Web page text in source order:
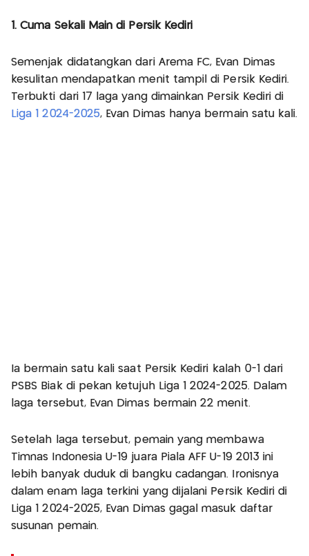
1. Cuma Sekali Main di Persik Kediri
Semenjak didatangkan dari Arema FC, Evan Dimas
kesulitan mendapatkan menit tampil di Persik Kediri.
Terbukti dari 17 laga yang dimainkan Persik Kediri di
Liga 1 2024-2025, Evan Dimas hanya bermain satu kali.
Ia bermain satu kali saat Persik Kediri kalah 0-1 dari
PSBS Biak di pekan ketujuh Liga 1 2024-2025. Dalam
laga tersebut, Evan Dimas bermain 22 menit.
Setelah laga tersebut, pemain yang membawa
Timnas Indonesia U-19 juara Piala AFF U-19 2013 ini
lebih banyak duduk di bangku cadangan. Ironisnya
dalam enam laga terkini yang dijalani Persik Kediri di
Liga 1 2024-2025, Evan Dimas gagal masuk daftar
susunan pemain.